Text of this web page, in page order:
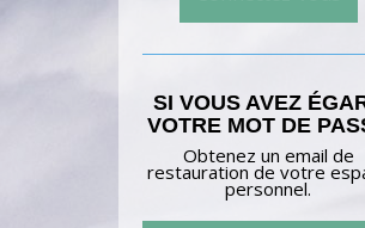
SI VOUS AVEZ
VOTRE MOT DE
Obtenez un email de
restauration de votre
personnel.